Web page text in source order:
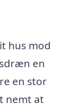
hus mod
en
en stor
nemt at